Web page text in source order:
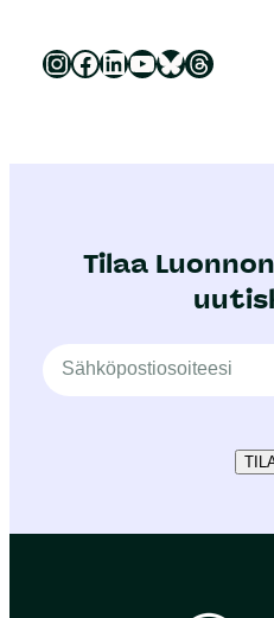
Luonnonsuojeluliitto Instagramissa Luonnonsuojeluliitto Facebookissa Luonnonsuojeluliitto LinkedInissä Luonnonsuojeluliiton YouTube-kanava Luonnonsuojeluliitto Blueskyssa Luonnonsuojeluliitto Threadsissa
Tilaa